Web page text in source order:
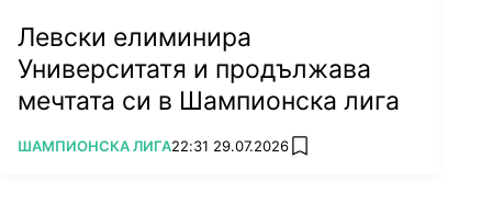
Левски елиминира
Университатя и продължава
мечтата си в Шампионска лига
ПОВЕЧЕ ОТ
ШАМПИОНСКА ЛИГА22:31 29.07.2026 add favorites